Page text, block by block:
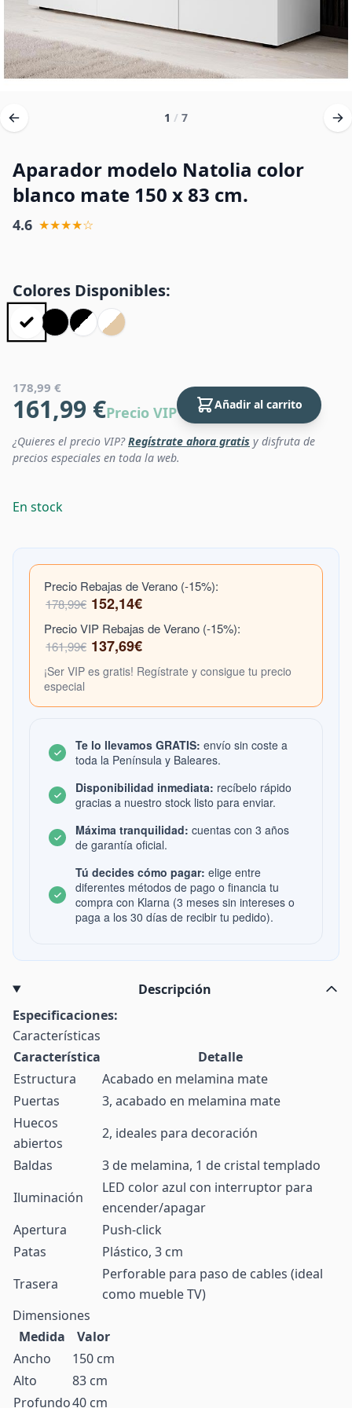
1 / 7
Aparador modelo Natolia color
blanco mate 150 x 83 cm.
4.6 ★★★★☆
Colores Disponibles:
178,99 €
161,99 €Precio VIP Añadir al carrito
¿Quieres el precio VIP?Regístrate ahora gratis y disfruta de
precios especiales en toda la web.
En stock
Precio Rebajas de Verano (-15%):
178,99€ 152,14€
Precio VIP Rebajas de Verano (-15%):
161,99€ 137,69€
¡Ser VIP es gratis! Regístrate y consigue tu precio
especial
Te lo llevamos GRATIS: envío sin coste a
toda la Península y Baleares.
Disponibilidad inmediata: recíbelo rápido
gracias a nuestro stock listo para enviar.
Máxima tranquilidad: cuentas con 3 años
de garantía oficial.
Tú decides cómo pagar: elige entre
diferentes métodos de pago o financia tu
compra con Klarna (3 meses sin intereses o
paga a los 30 días de recibir tu pedido).
Descripción
Especificaciones:
Características
Característica
Detalle
Estructura
Acabado en melamina mate
Puertas
3, acabado en melamina mate
Huecos
abiertos
2, ideales para decoración
Baldas
3 de melamina, 1 de cristal templado
Iluminación
LED color azul con interruptor para
encender/apagar
Apertura
Push-click
Patas
Plástico, 3 cm
Trasera
Perforable para paso de cables (ideal
como mueble TV)
Dimensiones
Medida
Valor
Ancho
150 cm
Alto
83 cm
Profundo40 cm